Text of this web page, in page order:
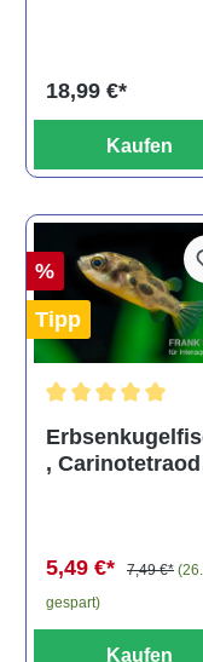
18,99 €*
Kaufen
%
Tipp
Durchschnittliche
,
5,49 €* 7,49 €*
gespart)
Kaufen